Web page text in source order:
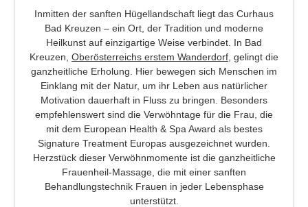
Inmitten der sanften Hügellandschaft liegt das Curhaus
Bad Kreuzen – ein Ort, der Tradition und moderne
Heilkunst auf einzigartige Weise verbindet. In Bad
Kreuzen, Oberösterreichs erstem Wanderdorf , gelingt die
ganzheitliche Erholung. Hier bewegen sich Menschen im
Einklang mit der Natur, um ihr Leben aus natürlicher
Motivation dauerhaft in Fluss zu bringen. Besonders
empfehlenswert sind die Verwöhntage für die Frau, die
mit dem European Health & Spa Award als bestes
Signature Treatment Europas ausgezeichnet wurden.
Herzstück dieser Verwöhnmomente ist die ganzheitliche
Frauenheil-Massage, die mit einer sanften
Behandlungstechnik Frauen in jeder Lebensphase
unterstützt.